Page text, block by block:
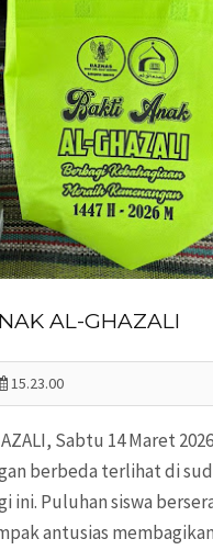
AL-GHAZALI
15.23.00
Sabtu 14 Maret
berbeda terlihat di
ini. Puluhan siswa
antusias membagikan